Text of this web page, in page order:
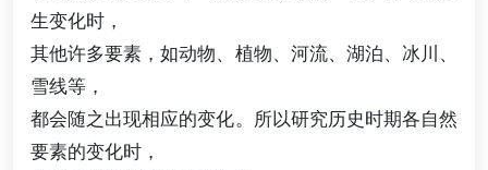
生变化时，
其他许多要素，如动物、植物、河流、湖泊、冰川、
雪线等，
都会随之出现相应的变化。所以研究历史时期各自然
要素的变化时，